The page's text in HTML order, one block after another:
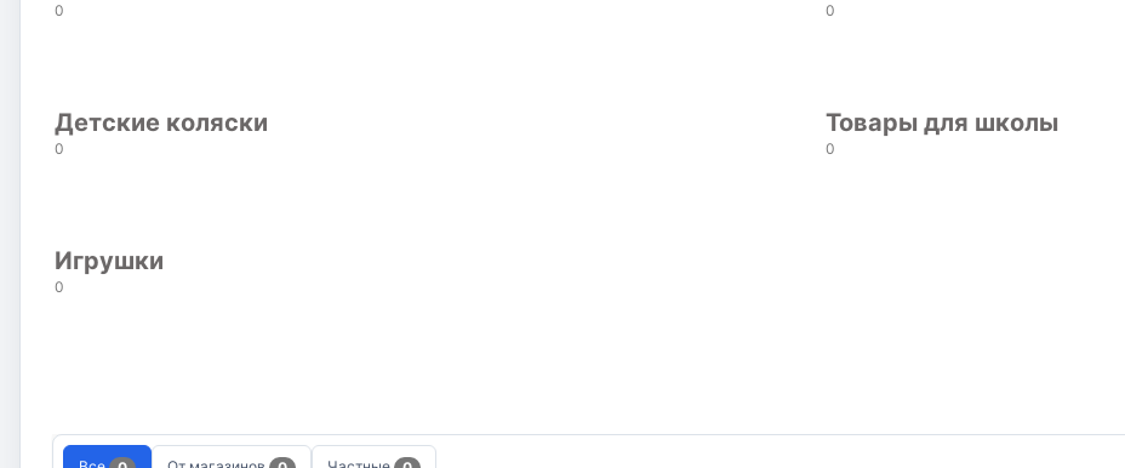
0
Детские коляски
0
Игрушки
0
0
Товары для школы
0